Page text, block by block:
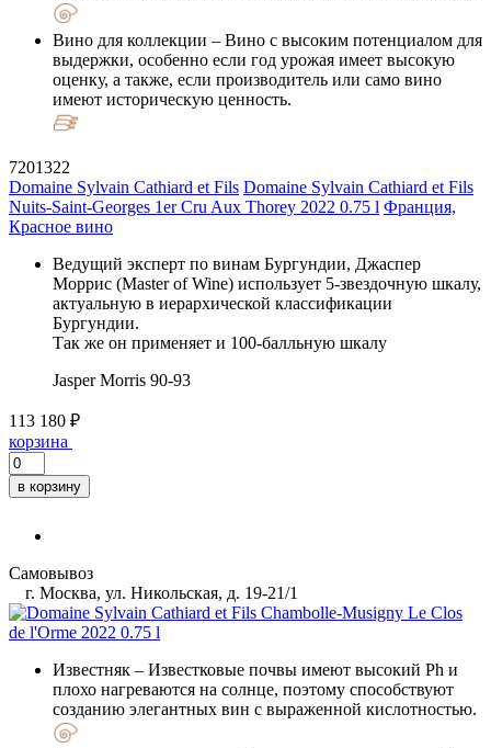
Вино для коллекции – Вино с высоким потенциалом для
выдержки, особенно если год урожая имеет высокую
оценку, а также, если производитель или само вино
имеют историческую ценность.
7201322
Domaine Sylvain Cathiard et Fils Domaine Sylvain Cathiard et Fils
Nuits-Saint-Georges 1er Cru Aux Thorey 2022 0.75 l Франция,
Красное вино
Ведущий эксперт по винам Бургундии, Джаспер
Моррис (Master of Wine) использует 5-звездочную шкалу,
актуальную в иерархической классификации
Бургундии.
Так же он применяет и 100-балльную шкалу
Jasper Morris 90-93
113 180 ₽
корзина
в корзину
Самовывоз
г. Москва, ул. Никольская, д. 19-21/1
Известняк – Известковые почвы имеют высокий Ph и
плохо нагреваются на солнце, поэтому способствуют
созданию элегантных вин с выраженной кислотностью.